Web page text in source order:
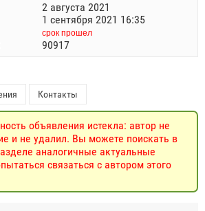
2 августа 2021
1 сентября 2021 16:35
срок прошел
90917
Контакты
объявления истекла: автор не
и не удалил. Вы можете поискать в
аналогичные актуальные
связаться с автором этого